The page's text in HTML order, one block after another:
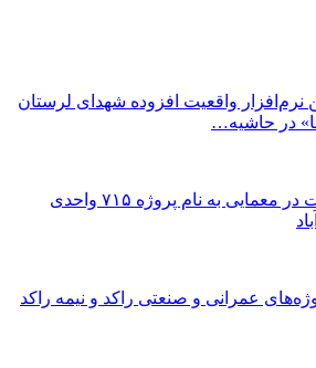
نرم‌افزار واقعیت افزوده شهدای لرستان
در حاشیه…
چشم انتظاری ملت در معمایی به نام پروژه ۷۱۵ واحدی
عمرانی و صنعتی راکد و نیمه راکد